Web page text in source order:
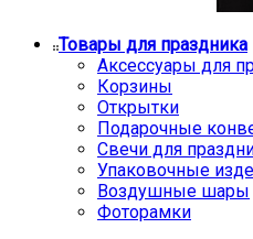
Товары для праздника
Аксессуары для
Корзины
Открытки
Подарочные
Свечи для
Упаковочные
Воздушные шары
Фоторамки